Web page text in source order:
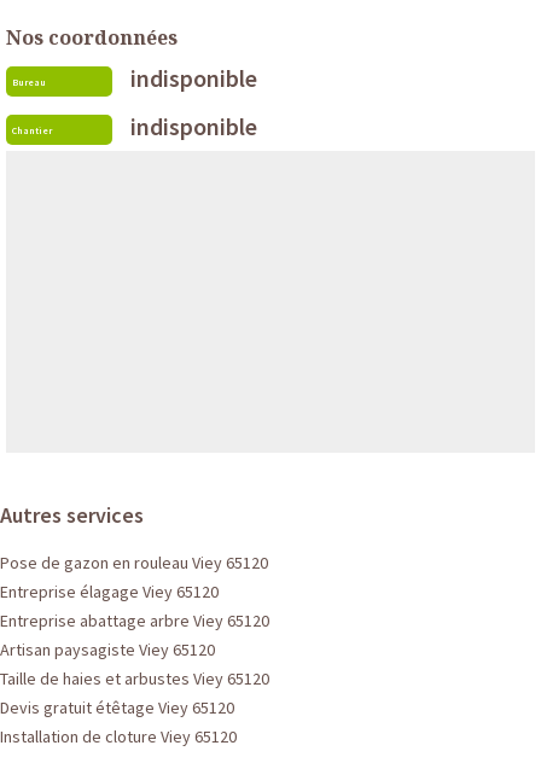
Nos coordonnées
Bureau indisponible
Chantier indisponible
Autres services
Pose de gazon en rouleau Viey 65120
Entreprise élagage Viey 65120
Entreprise abattage arbre Viey 65120
Artisan paysagiste Viey 65120
Taille de haies et arbustes Viey 65120
Devis gratuit étêtage Viey 65120
Installation de cloture Viey 65120